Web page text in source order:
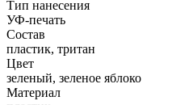
Тип нанесения
УФ-печать
Состав
пластик, тритан
Цвет
зеленый, зеленое яблоко
Материал